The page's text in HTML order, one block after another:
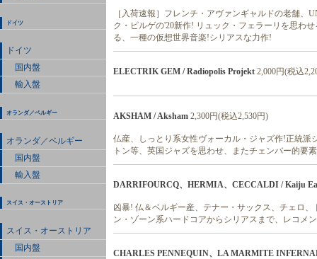
ドイツ
ドイツ
国内盤
輸入盤
オランダ／ベルギー
オランダ／ベルギー
国内盤
輸入盤
スイス・オーストリア
スイス・オーストリア
国内盤
［入荷速報］フレンチ・アヴァンギャルドの老舗
ク・ピルゲの'20新作! リュック・フェラーリを思わ
る、一種の仮想世界音楽!シリアスな力作!
ELECTRIK GEM / Radiopolis Projekt 2,000円(税込
AKSHAM / Aksham 2,300円(税込2,530円)
仏産、しっとり系女性ヴォーカル・ジャズ作!正統
トン等、英国ジャズを思わせ、またチェンバー的要
DARRIFOURCQ、HERMIA、CECCALDI / Kaiju
凶暴! 仏＆ベルギー産、テナー・サックス、チェロ
ン・ゾーン系ハードコアからシリアスまで、レコメ
CHARLES PENNEQUIN、LA MARMITE